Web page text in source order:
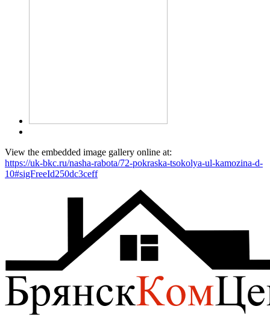
View the embedded image gallery online at:
https://uk-bkc.ru/nasha-rabota/72-pokraska-tsokolya-ul-kamozina-d-
10#sigFreeId250dc3ceff